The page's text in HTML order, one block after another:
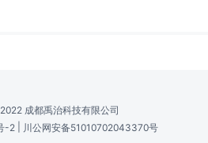
成都禹治科技有限公司
-2
川公网安备51010702043370号